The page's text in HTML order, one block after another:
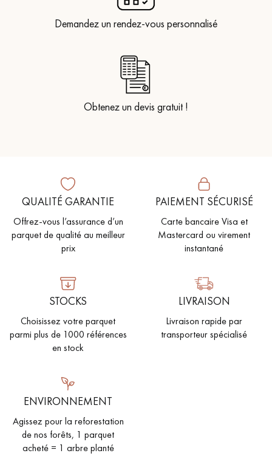
Demandez un rendez-vous personnalisé
Obtenez un devis gratuit !
QUALITÉ GARANTIE
Offrez-vous l’assurance d’un
parquet de qualité au meilleur
prix
PAIEMENT SÉCURISÉ
Carte bancaire Visa et
Mastercard ou virement
instantané
STOCKS
Choisissez votre parquet
parmi plus de 1000 références
en stock
LIVRAISON
Livraison rapide par
transporteur spécialisé
ENVIRONNEMENT
Agissez pour la reforestation
de nos forêts, 1 parquet
acheté = 1 arbre planté